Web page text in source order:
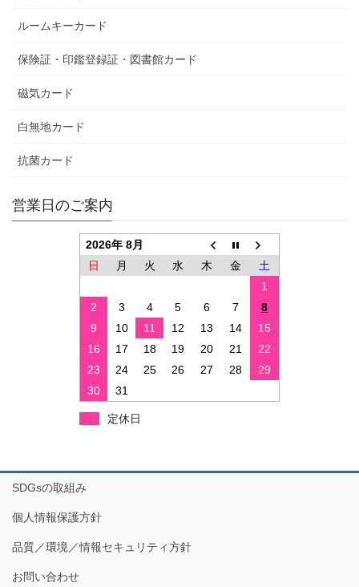
ルームキーカード
保険証・印鑑登録証・図書館カード
磁気カード
白無地カード
抗菌カード
営業日のご案内
2026年 8月
日
月 火 水 木 金
土
1
2
3 4 5 6 7
8
9
10 11 12 13 14
15
16
17 18 19 20 21
22
23
24 25 26 27 28
29
30
31
定休日
SDGsの取組み
個人情報保護方針
品質／環境／情報セキュリティ方針
お問い合わせ